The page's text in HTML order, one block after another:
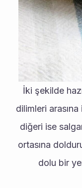
İki şekilde
dilimleri arasına
diğeri ise
ortasına
dolu bir